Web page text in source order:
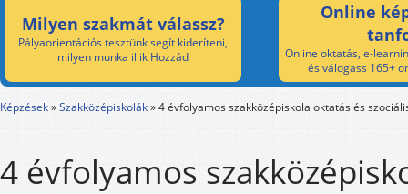
Milyen szakmát válassz?
Pályaorientációs tesztünk segít kideríteni,
milyen munka illik Hozzád
Online
Online oktatás, e-
és válogass 165+
Képzések»Szakközépiskolák»4 évfolyamos szakközépiskola oktatás és
4 évfolyamos